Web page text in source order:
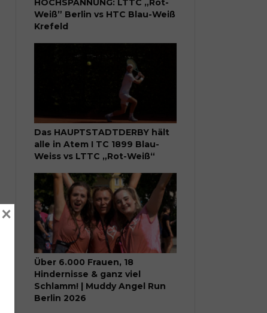
HOCHSPANNUNG: LTTC „Rot-
Weiß” Berlin vs HTC Blau-Weiß
Krefeld
Das HAUPTSTADTDERBY hält
alle in Atem I TC 1899 Blau-
Weiss vs LTTC „Rot-Weiß“
Über 6.000 Frauen, 18
Hindernisse & ganz viel
Schlamm! | Muddy Angel Run
Berlin 2026
×